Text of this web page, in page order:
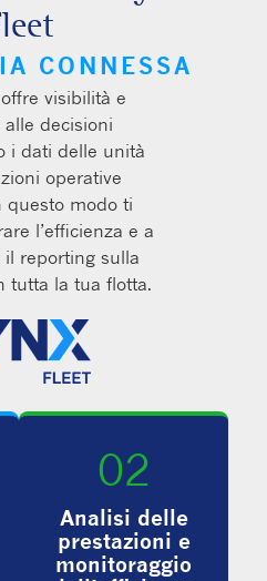
CONNESSA
visibilità e
decisioni
i dati delle unità
operative
questo modo ti
l’efficienza e a
reporting sulla
tutta la tua flotta.
02
Analisi delle
prestazioni e
monitoraggio